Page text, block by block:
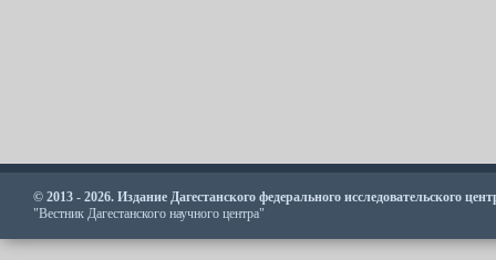
© 2013 - 2026. Издание Дагестанского федерального исследовательского
"Вестник Дагестанского научного центра"